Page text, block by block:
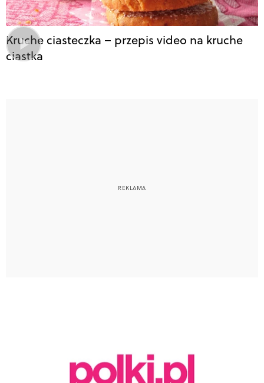
Kruche ciasteczka – przepis video na kruche
ciastka